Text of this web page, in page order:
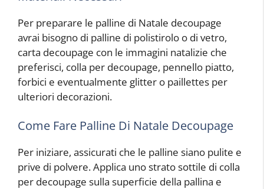
Per preparare le palline di Natale decoupage
avrai bisogno di palline di polistirolo o di vetro,
carta decoupage con le immagini natalizie che
preferisci, colla per decoupage, pennello piatto,
forbici e eventualmente glitter o paillettes per
ulteriori decorazioni.
Come Fare Palline Di Natale Decoupage
Per iniziare, assicurati che le palline siano pulite e
prive di polvere. Applica uno strato sottile di colla
per decoupage sulla superficie della pallina e